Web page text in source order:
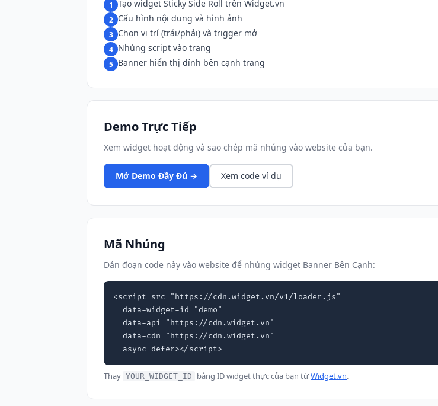
1 Tạo widget Sticky Side Roll trên Widget.vn
2 Cấu hình nội dung và hình ảnh
3 Chọn vị trí (trái/phải) và trigger mở
4 Nhúng script vào trang
5 Banner hiển thị dính bên cạnh trang
Demo Trực Tiếp
Xem widget hoạt động và sao chép mã nhúng vào website của bạn.
Mở Demo Đầy Đủ → Xem code ví dụ
Mã Nhúng
Dán đoạn code này vào website để nhúng widget Banner Bên Cạnh:
<script src="https://cdn.widget.vn/v1/loader.js"
  async defer></script>
Thay YOUR_WIDGET_ID bằng ID widget thực của bạn từWidget.vn.